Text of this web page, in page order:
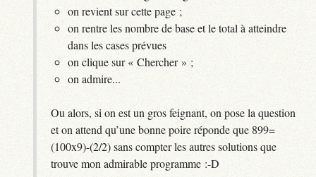
on revient sur cette page ;
on rentre les nombre de base et le total à atteindre
dans les cases prévues
on clique sur « Chercher » ;
on admire...
Ou alors, si on est un gros feignant, on pose la question
et on attend qu’une bonne poire réponde que 899=
(100x9)-(2/2) sans compter les autres solutions que
trouve mon admirable programme :-D